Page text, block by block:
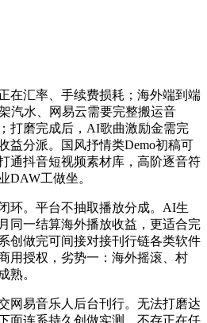
汇率、手续费损耗；海外端到端
汽水、网易云需要完整搬运音
打磨完成后，AI歌曲激励金需完
益分派。国风抒情类Demo初稿可
通抖音短视频素材库，高阶逐音符
DAW工做坐。
。平台不抽取播放分成。AI生
同一结算海外播放收益，更适合完
创做完可间接对接刊行链各类软件
用授权，劣势一：海外摇滚、村
熟。
易音乐人后台刊行。无法打磨达
面连系持久创做实测，不存正在任